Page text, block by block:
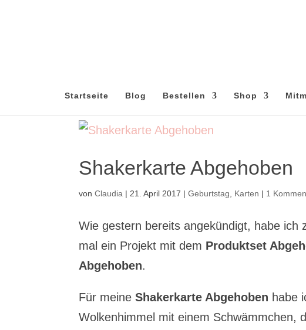
Startseite Blog Bestellen Shop
Shakerkarte Abgehoben
vonClaudia | 21. April 2017 |Geburtstag Karten | 1
Wie gestern bereits angekündigt, habe ich
mal ein Projekt mit dem Produktset
Abgehoben.
Für meineShakerkarte Abgehoben habe
Wolkenhimmel mit einem Schwämmchen,